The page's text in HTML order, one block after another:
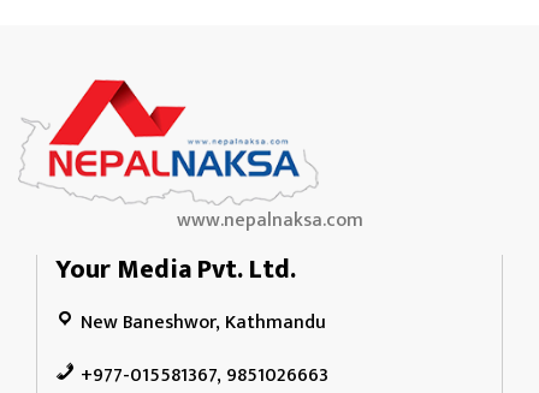
www.nepalnaksa.com
Your Media Pvt. Ltd.
New Baneshwor, Kathmandu
+977-015581367, 9851026663